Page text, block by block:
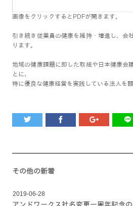
画像をクリックするとPDFが開きます。
引き続き従業員の健康を維持・増進し、会
ります。
地域の健康課題に即した取組や日本健康会
とに、
特に優良な健康経営を実践している法人を
その他の新着
2019-06-28